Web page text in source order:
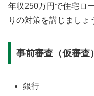
年収250万円で住宅ロ
りの対策を講じましょ
事前審査（仮審査
銀行